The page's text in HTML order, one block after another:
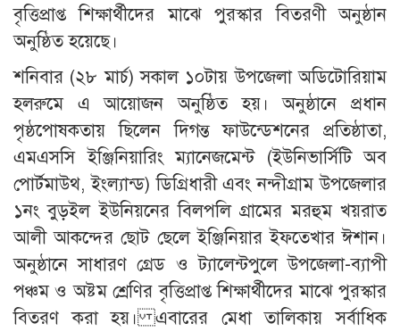
বৃত্তিপ্রাপ্ত শিক্ষার্থীদের মাঝে পুরস্কার বিতরণী অনুষ্ঠান
অনুষ্ঠিত হয়েছে।
শনিবার (২৮ মার্চ) সকাল ১০টায় উপজেলা অডিটোরিয়াম
হলরুমে এ আয়োজন অনুষ্ঠিত হয়। অনুষ্ঠানে প্রধান
পৃষ্ঠপোষকতায় ছিলেন দিগন্ত ফাউন্ডেশনের প্রতিষ্ঠাতা,
এমএসসি ইঞ্জিনিয়ারিং ম্যানেজমেন্ট (ইউনিভার্সিটি অব
পোর্টমাউথ, ইংল্যান্ড) ডিগ্রিধারী এবং নন্দীগ্রাম উপজেলার
১নং বুড়ইল ইউনিয়নের বিলপলি গ্রামের মরহুম খয়রাত
আলী আকন্দের ছোট ছেলে ইঞ্জিনিয়ার ইফতেখার ঈশান।
অনুষ্ঠানে সাধারণ গ্রেড ও ট্যালেন্টপুলে উপজেলা-ব্যাপী
পঞ্চম ও অষ্টম শ্রেণির বৃত্তিপ্রাপ্ত শিক্ষার্থীদের মাঝে পুরস্কার
বিতরণ করা হয়। এবারের মেধা তালিকায় সর্বাধিক